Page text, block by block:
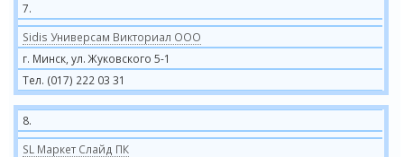
7.
Sidis Универсам Викториал ООО
г. Минск, ул. Жуковского 5-1
Тел. (017) 222 03 31
8.
SL Маркет Слайд ПК